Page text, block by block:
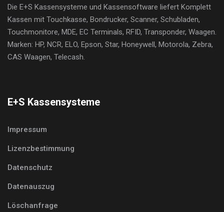
Die E+S Kassensysteme und Kassensoftware liefert Komplett
Kassen mit Touchkasse, Bondrucker, Scanner, Schubladen,
Touchmonitore, MDE, EC Terminals, RFID, Transponder, Waagen.
Marken: HP, NCR, ELO, Epson, Star, Honeywell, Motorola, Zebra,
CAS Waagen, Telecash.
E+S Kassensysteme
Impressum
Lizenzbestimmung
Datenschutz
Datenauszug
Löschanfrage